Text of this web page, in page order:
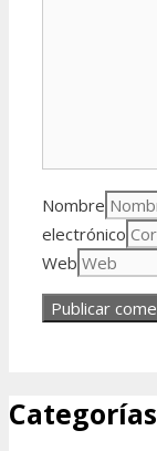
Nombre
electrónico
Web
Categorías